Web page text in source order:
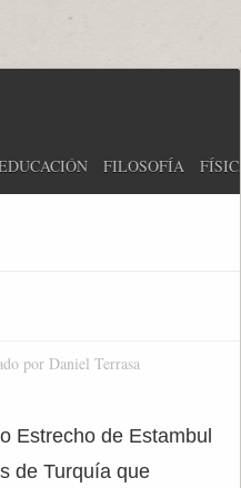
FILOSOFÍA
por Daniel Terrasa
Estrecho de Estambul
de Turquía que